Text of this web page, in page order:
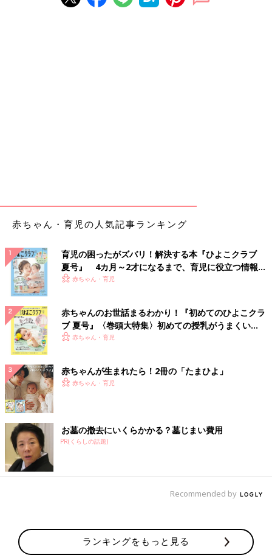
赤ちゃん・育児の人気記事ランキング
育児の困ったがズバリ！解決する本『ひよこクラブ
夏号』 4カ月～2才になるまで、育児に役立つ情報が
いっぱい！
赤ちゃん・育児
赤ちゃんのお世話まるわかり！『初めてのひよこクラ
ブ 夏号』〈巻頭大特集〉初めての授乳がうまくい
く！ おっぱい・ミルクの基本と夏のトラブル 解決テ
赤ちゃん・育児
赤ちゃんが生まれたら！2冊の「たまひよ」
赤ちゃん・育児
お墓の撤去にいくらかかる？墓じまい費用
PR(くらしの話題)
Recommended by
ランキングをもっと見る